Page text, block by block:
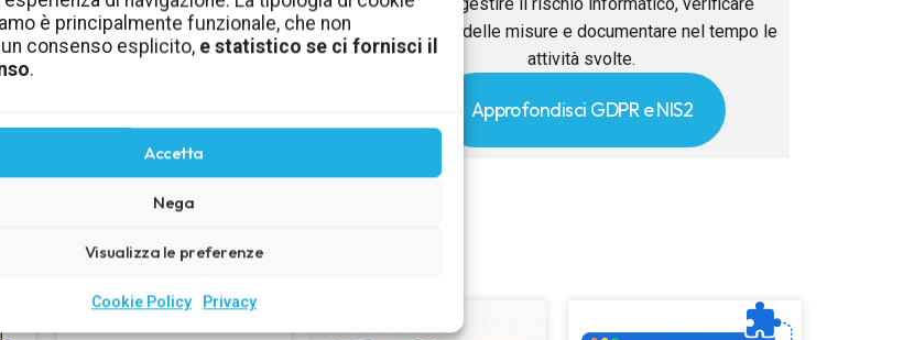
è principalmente funzionale, che non
consenso esplicito, e statistico se ci fornisci il
.
Accetta
Nega
Visualizza le preferenze
Cookie Policy Privacy
collaboratori e imprenditori a ridurre i
rischi quotidiani.
l’efficacia delle misure e documentare nel tempo le
attività svolte.
Approfondisci GDPR e NIS2
Ultimi articoli